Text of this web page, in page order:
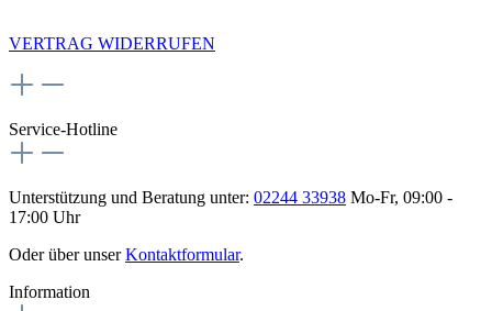
VERTRAG WIDERRUFEN
Service-Hotline
Unterstützung und Beratung unter: 02244 33938 Mo-Fr, 09:00 -
17:00 Uhr
Oder über unserKontaktformular.
Information